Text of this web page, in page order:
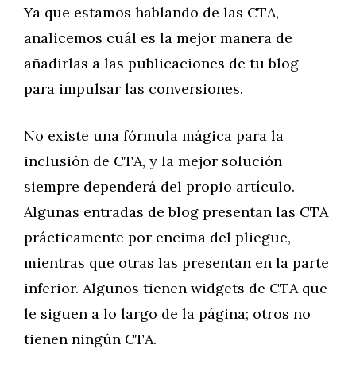
Ya que estamos hablando de las CTA,
analicemos cuál es la mejor manera de
añadirlas a las publicaciones de tu blog
para impulsar las conversiones.
No existe una fórmula mágica para la
inclusión de CTA, y la mejor solución
siempre dependerá del propio artículo.
Algunas entradas de blog presentan las CTA
prácticamente por encima del pliegue,
mientras que otras las presentan en la parte
inferior. Algunos tienen widgets de CTA que
le siguen a lo largo de la página; otros no
tienen ningún CTA.